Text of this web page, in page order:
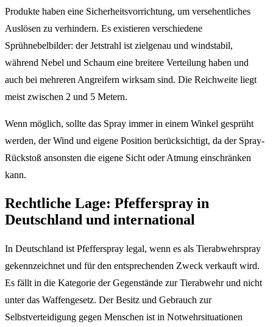
Produkte haben eine Sicherheitsvorrichtung, um versehentliches
Auslösen zu verhindern. Es existieren verschiedene
Sprühnebelbilder: der Jetstrahl ist zielgenau und windstabil,
während Nebel und Schaum eine breitere Verteilung haben und
auch bei mehreren Angreifern wirksam sind. Die Reichweite liegt
meist zwischen 2 und 5 Metern.
Wenn möglich, sollte das Spray immer in einem Winkel gesprüht
werden, der Wind und eigene Position berücksichtigt, da der Spray-
Rückstoß ansonsten die eigene Sicht oder Atmung einschränken
kann.
Rechtliche Lage: Pfefferspray in
Deutschland und international
In Deutschland ist Pfefferspray legal, wenn es als Tierabwehrspray
gekennzeichnet und für den entsprechenden Zweck verkauft wird.
Es fällt in die Kategorie der Gegenstände zur Tierabwehr und nicht
unter das Waffengesetz. Der Besitz und Gebrauch zur
Selbstverteidigung gegen Menschen ist in Notwehrsituationen